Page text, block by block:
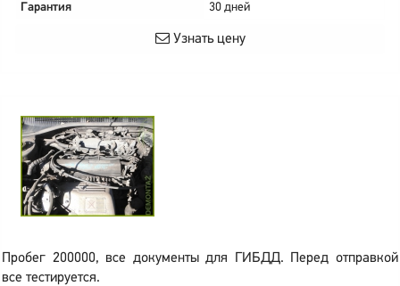
Гарантия
30 дней
Узнать цену
Пробег 200000, все документы для ГИБДД. Перед отправкой
все тестируется.